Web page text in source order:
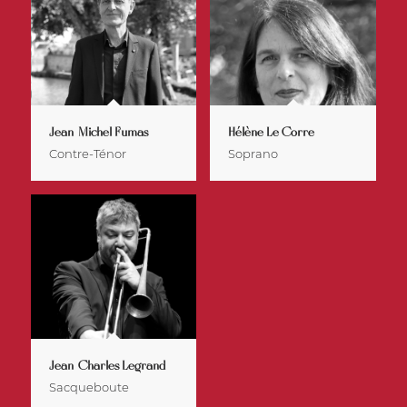
Jean-Michel Fumas
Contre-Ténor
Hélène Le Corre
Soprano
Jean-Charles Legrand
Sacqueboute